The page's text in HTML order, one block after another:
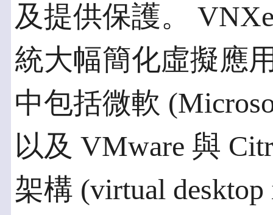
及提供保護。
統大幅簡化虛擬應
中包括微軟
以及 VMware 與
架構 (virtual